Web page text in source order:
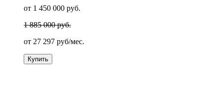
от 1 450 000 руб.
1 885 000 руб.
от 27 297 руб/мес.
Купить